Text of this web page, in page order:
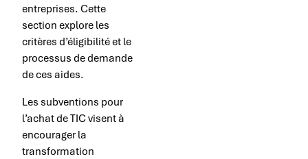
entreprises. Cette
section explore les
critères d’éligibilité et le
processus de demande
de ces aides.
Les subventions pour
l’achat de TIC visent à
encourager la
transformation